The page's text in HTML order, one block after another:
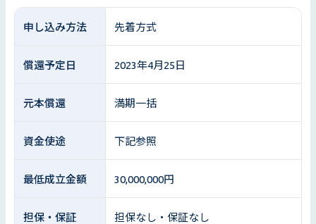
申し込み方法 先着方式
償還予定日 2023年4月25日
元本償還 満期一括
資金使途 下記参照
最低成立金額 30,000,000円
担保・保証 担保なし・保証なし